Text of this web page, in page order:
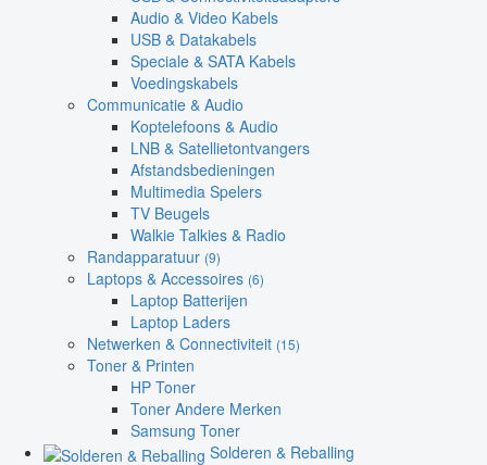
Audio & Video Kabels
USB & Datakabels
Speciale & SATA Kabels
Voedingskabels
Communicatie & Audio
Koptelefoons & Audio
LNB & Satellietontvangers
Afstandsbedieningen
Multimedia Spelers
TV Beugels
Walkie Talkies & Radio
Randapparatuur (9)
Laptops & Accessoires (6)
Laptop Batterijen
Laptop Laders
Netwerken & Connectiviteit (15)
Toner & Printen
HP Toner
Toner Andere Merken
Samsung Toner
Solderen & Reballing